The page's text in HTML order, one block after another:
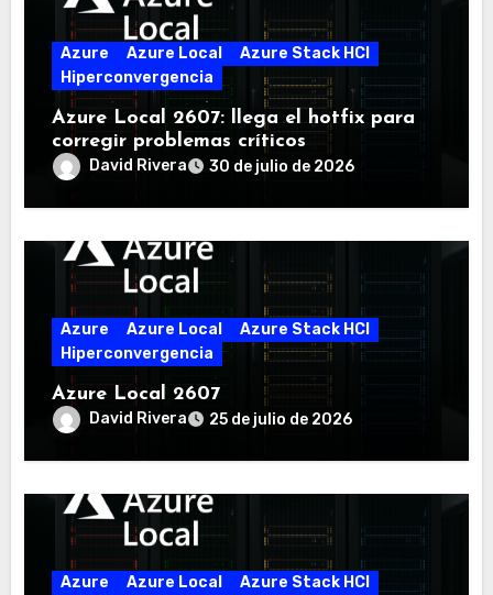
Azure Azure Local
Azure Stack HCI
Hiperconvergencia
Azure Local 2607: llega el hotfix para
corregir problemas críticos
David Rivera 30 de julio de 2026
Azure Azure Local
Azure Stack HCI
Hiperconvergencia
Azure Local 2607
David Rivera 25 de julio de 2026
Azure Azure Local Azure Stack HCI